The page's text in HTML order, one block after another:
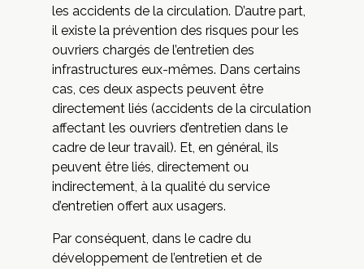
les accidents de la circulation. D’autre part,
il existe la prévention des risques pour les
ouvriers chargés de l’entretien des
infrastructures eux-mêmes. Dans certains
cas, ces deux aspects peuvent être
directement liés (accidents de la circulation
affectant les ouvriers d’entretien dans le
cadre de leur travail). Et, en général, ils
peuvent être liés, directement ou
indirectement, à la qualité du service
d’entretien offert aux usagers.
Par conséquent, dans le cadre du
développement de l’entretien et de